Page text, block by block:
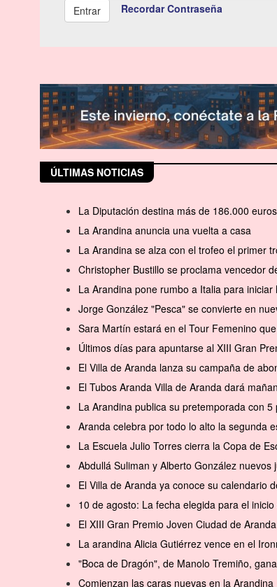
Recordar Contraseña
ÚLTIMAS NOTICIAS
La Diputación destina más de 186.000
La Arandina anuncia una vuelta a casa
La Arandina se alza con el trofeo el primer
Christopher Bustillo se proclama vencedor
La Arandina pone rumbo a Italia para
Jorge González "Pesca" se convierte en
Sara Martín estará en el Tour Femenino
Últimos días para apuntarse al XIII Gran
El Villa de Aranda lanza su campaña de
El Tubos Aranda Villa de Aranda dará
La Arandina publica su pretemporada con 5
Aranda celebra por todo lo alto la segunda
La Escuela Julio Torres cierra la Copa de
Abdullá Suliman y Alberto González nuevos
El Villa de Aranda ya conoce su calendario
10 de agosto: La fecha elegida para el
El XIII Gran Premio Joven Ciudad de
La arandina Alicia Gutiérrez vence en el
"Boca de Dragón", de Manolo Tremiño,
Comienzan las caras nuevas en la Arandina